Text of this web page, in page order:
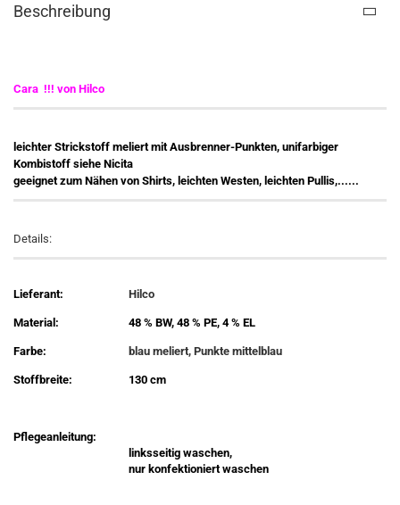
Beschreibung
Cara !!! von Hilco
leichter Strickstoff meliert mit Ausbrenner-Punkten, unifarbiger
Kombistoff siehe Nicita
geeignet zum Nähen von Shirts, leichten Westen, leichten Pullis,......
Details:
Lieferant: Hilco
Material: 48 % BW, 48 % PE, 4 % EL
Farbe: blau meliert, Punkte mittelblau
Stoffbreite: 130 cm
Pflegeanleitung:
linksseitig waschen,
nur konfektioniert waschen